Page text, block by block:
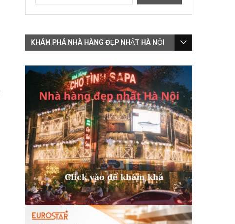
KHÁM PHÁ NHÀ HÀNG ĐẸP NHẤT HÀ NỘI